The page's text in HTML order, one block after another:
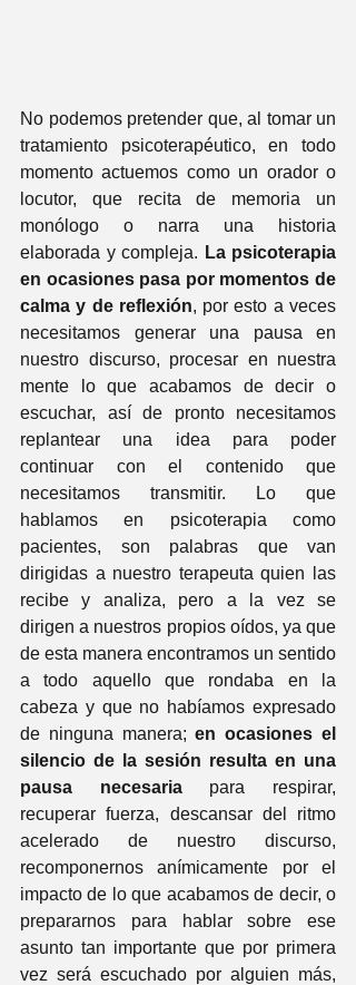
No podemos pretender que, al tomar un
tratamiento psicoterapéutico, en todo
momento actuemos como un orador o
locutor, que recita de memoria un
monólogo o narra una historia
elaborada y compleja. La psicoterapia
en ocasiones pasa por momentos de
calma y de reflexión, por esto a veces
necesitamos generar una pausa en
nuestro discurso, procesar en nuestra
mente lo que acabamos de decir o
escuchar, así de pronto necesitamos
replantear una idea para poder
continuar con el contenido que
necesitamos transmitir. Lo que
hablamos en psicoterapia como
pacientes, son palabras que van
dirigidas a nuestro terapeuta quien las
recibe y analiza, pero a la vez se
dirigen a nuestros propios oídos, ya que
de esta manera encontramos un sentido
a todo aquello que rondaba en la
cabeza y que no habíamos expresado
de ninguna manera; en ocasiones el
silencio de la sesión resulta en una
pausa necesaria para respirar,
recuperar fuerza, descansar del ritmo
acelerado de nuestro discurso,
recomponernos anímicamente por el
impacto de lo que acabamos de decir, o
prepararnos para hablar sobre ese
asunto tan importante que por primera
vez será escuchado por alguien más,